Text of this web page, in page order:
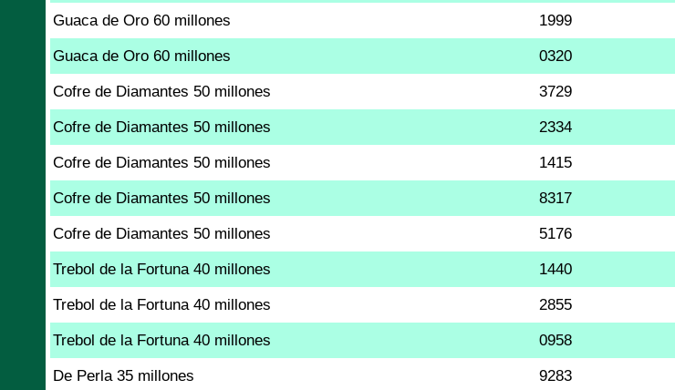
Guaca de Oro 60 millones 1999
Guaca de Oro 60 millones 0320
Cofre de Diamantes 50 millones 3729
Cofre de Diamantes 50 millones 2334
Cofre de Diamantes 50 millones 1415
Cofre de Diamantes 50 millones 8317
Cofre de Diamantes 50 millones 5176
Trebol de la Fortuna 40 millones 1440
Trebol de la Fortuna 40 millones 2855
Trebol de la Fortuna 40 millones 0958
De Perla 35 millones 9283